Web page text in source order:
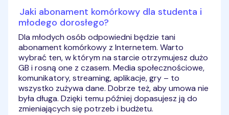
Jaki abonament komórkowy dla studenta i
młodego dorosłego?
Dla młodych osób odpowiedni będzie tani
abonament komórkowy z Internetem. Warto
wybrać ten, w którym na starcie otrzymujesz dużo
GB i rosną one z czasem. Media społecznościowe,
komunikatory, streaming, aplikacje, gry – to
wszystko zużywa dane. Dobrze też, aby umowa nie
była długa. Dzięki temu później dopasujesz ją do
zmieniających się potrzeb i budżetu.